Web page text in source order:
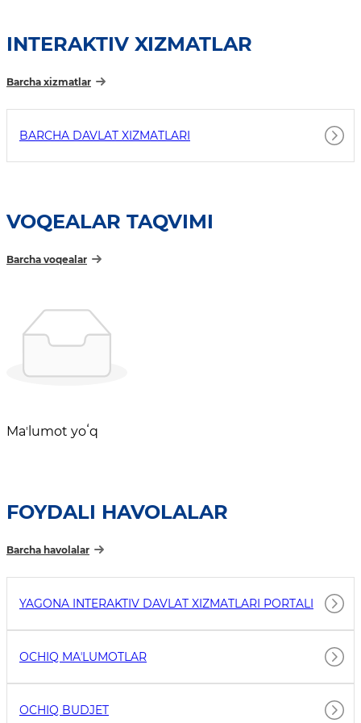
INTERAKTIV XIZMATLAR
Barcha xizmatlar
BARCHA DAVLAT XIZMATLARI
VOQEALAR TAQVIMI
Barcha voqealar
Maʼlumot yoʻq
FOYDALI HAVOLALAR
Barcha havolalar
YAGONA INTERAKTIV DAVLAT XIZMATLARI PORTALI
OCHIQ MAʼLUMOTLAR
OCHIQ BUDJET